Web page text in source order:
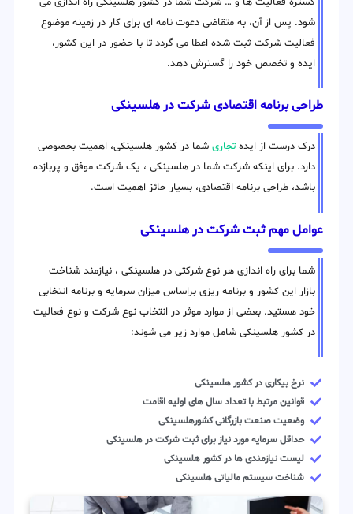
شود. پس از آن، به متقاضی دعوت نامه ای برای کار در زمینه موضوع
فعالیت شرکت ثبت شده اعطا می گردد تا با حضور در این کشور،
ایده و تخصص خود را گسترش دهد.
طراحی برنامه اقتصادی شرکت در هلسینکی
درک درست از ایده تجاری شما در کشور هلسینکی، اهمیت بخصوصی
دارد. برای اینکه شرکت شما در هلسینکی ، یک شرکت موفق و پربازده
باشد، طراحی برنامه اقتصادی، بسیار حائز اهمیت است.
عوامل مهم ثبت شرکت در هلسینکی
شما برای راه اندازی هر نوع شرکتی در هلسینکی ، نیازمند شناخت
بازار این کشور و برنامه ریزی براساس میزان سرمایه و برنامه انتخابی
خود هستید. بعضی از موارد موثر در انتخاب نوع شرکت و نوع فعالیت
در کشور هلسینکی شامل موارد زیر می شوند:
نرخ بیکاری در کشور هلسینکی
قوانین مرتبط با تعداد سال های اولیه اقامت
وضعیت صنعت بازرگانی کشورهلسینکی
حداقل سرمایه مورد نیاز برای ثبت شرکت در هلسینکی
لیست نیازمندی ها در کشور هلسینکی
شناخت سیستم مالیاتی هلسینکی